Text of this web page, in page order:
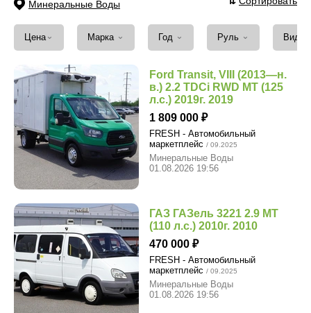
Минеральные Воды
Цена ⌄ Марка ⌄ Год ⌄ Руль ⌄ Вид
Ford Transit, VIII (2013—н.
в.) 2.2 TDCi RWD MT (125
л.с.) 2019г. 2019
1 809 000
FRESH - Автомобильный
маркетплейс / 09.2025
Минеральные Воды
01.08.2026 19:56
ГАЗ ГАЗель 3221 2.9 MT
(110 л.с.) 2010г. 2010
470 000
FRESH - Автомобильный
маркетплейс / 09.2025
Минеральные Воды
01.08.2026 19:56